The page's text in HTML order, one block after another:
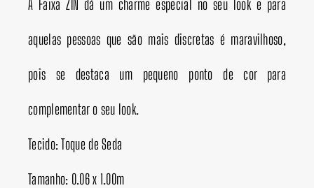
A Faixa ZIN dá um charme especial no seu look e para
aquelas pessoas que são mais discretas é maravilhoso,
pois se destaca um pequeno ponto de cor para
complementar o seu look.
Tecido: Toque de Seda
Tamanho: 0.06 x 1.00m